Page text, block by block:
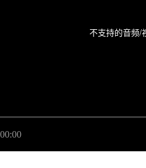
不支持的音频/
00:00